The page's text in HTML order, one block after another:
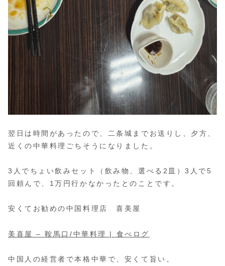
翌日は時間があったので、二条城までお送りし、夕方、
近くの中華料理ごちそうになりました。
3人でちょい飲みセット（飲み物、選べる2皿）3人で5
回頼んで、1万円行かなかったとのことです。
安くてお勧めの中国料理店 喜美屋
美喜屋 – 鞍馬口/中華料理 | 食べログ
中国人の経営者で本格中華で、安くて旨い。